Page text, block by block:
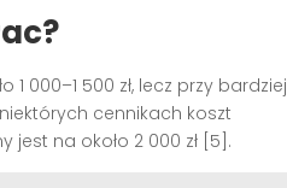
000–1 500 zł, lecz przy bardziej
cennikach koszt
na około 2 000 zł [5].